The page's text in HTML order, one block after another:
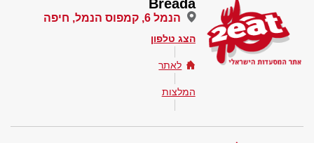
Breada
הנמל 6, קמפוס הנמל, חיפה
הצג טלפון
לאתר
המלצות